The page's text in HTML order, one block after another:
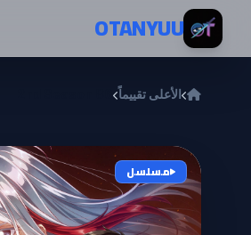
تخطي إلى المحتوىOTANYUU
الأعلى تقييماً
مسلسل